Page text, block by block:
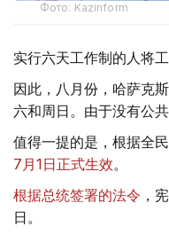
Фото: Kazinform
实行六天工作制的人将
因此，八月份，哈萨克
六和周日。由于没有公
值得一提的是，根据全
7月1日正式生效。
根据总统签署的法令 ，
日。